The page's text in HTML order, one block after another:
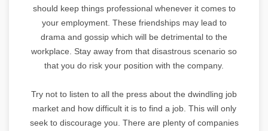
should keep things professional whenever it comes to
your employment. These friendships may lead to
drama and gossip which will be detrimental to the
workplace. Stay away from that disastrous scenario so
that you do risk your position with the company.
Try not to listen to all the press about the dwindling job
market and how difficult it is to find a job. This will only
seek to discourage you. There are plenty of companies